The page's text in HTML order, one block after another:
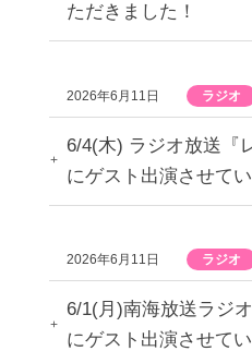
ただきました！
2026年6月11日 ラジオ
6/4(木) ラジオ放送『
にゲスト出演させて
2026年6月11日 ラジオ
6/1(月)南海放送ラジ
にゲスト出演させて